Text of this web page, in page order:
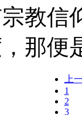
教信
那便
上
1
2
3